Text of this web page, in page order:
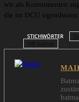
wir als Konsumenten
die im DCU irgendwann
STICHWÖRTER